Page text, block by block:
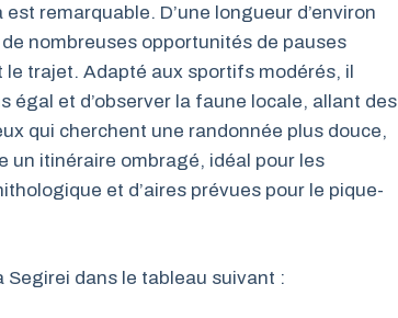
remarquable. D’une longueur d’environ
nombreuses opportunités de pauses
trajet. Adapté aux sportifs modérés, il
et d’observer la faune locale, allant des
qui cherchent une randonnée plus douce,
un itinéraire ombragé, idéal pour les
et d’aires prévues pour le pique-
dans le tableau suivant :